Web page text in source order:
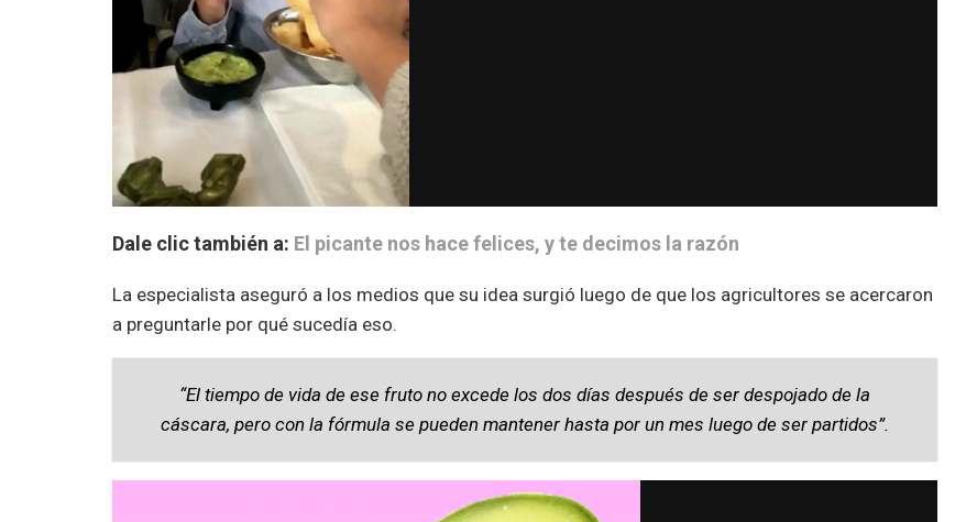
Dale clic también a: El picante nos hace felices, y te decimos la razón
La especialista aseguró a los medios que su idea surgió luego de que los agricultores se acercaron
a preguntarle por qué sucedía eso.
“El tiempo de vida de ese fruto no excede los dos días después de ser despojado de la
cáscara, pero con la fórmula se pueden mantener hasta por un mes luego de ser partidos”.